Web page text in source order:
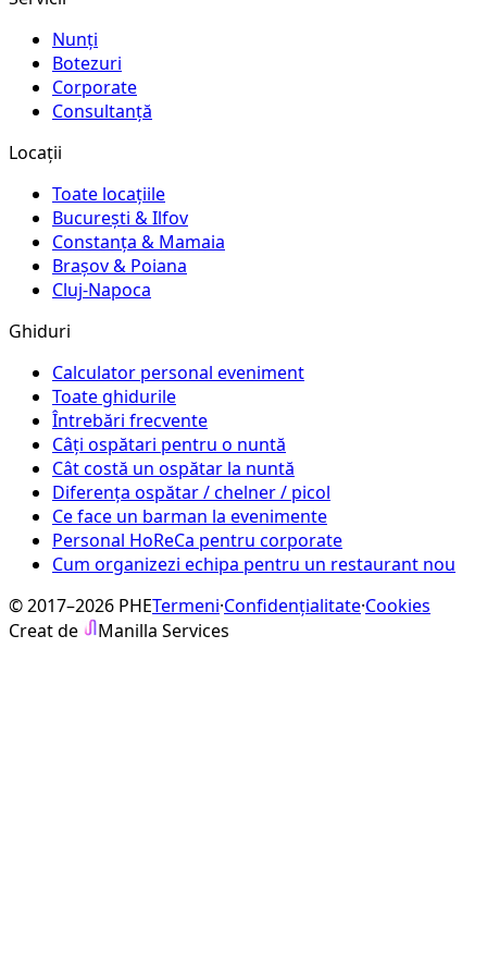
Nunți
Botezuri
Corporate
Consultanță
Locații
Toate locațiile
București & Ilfov
Constanța & Mamaia
Brașov & Poiana
Cluj-Napoca
Ghiduri
Calculator personal eveniment
Toate ghidurile
Întrebări frecvente
Câți ospătari pentru o nuntă
Cât costă un ospătar la nuntă
Diferența ospătar / chelner / picol
Ce face un barman la evenimente
Personal HoReCa pentru corporate
Cum organizezi echipa pentru un restaurant nou
© 2017–2026 PHETermeni·Confidențialitate·Cookies
Creat de
Manilla Services